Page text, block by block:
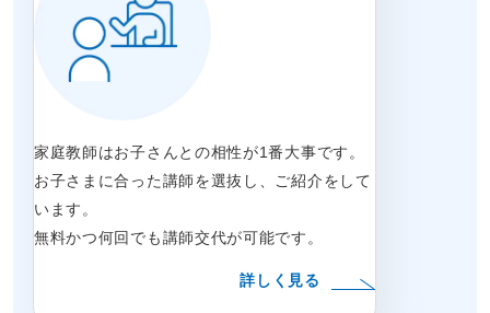
家庭教師はお子さんとの相性が1番大事です。
お子さまに合った講師を選抜し、ご紹介をして
います。
無料かつ何回でも講師交代が可能です。
詳しく見る